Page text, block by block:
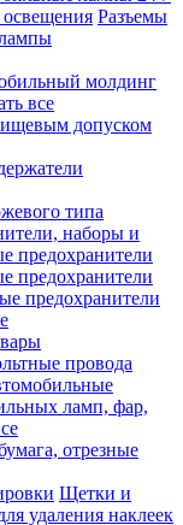
Разъемы
молдинг
все
допуском
типа
наборы и
предохранители
предохранители
предохранители
провода
ламп, фар,
отрезные
Щетки и
удаления наклеек